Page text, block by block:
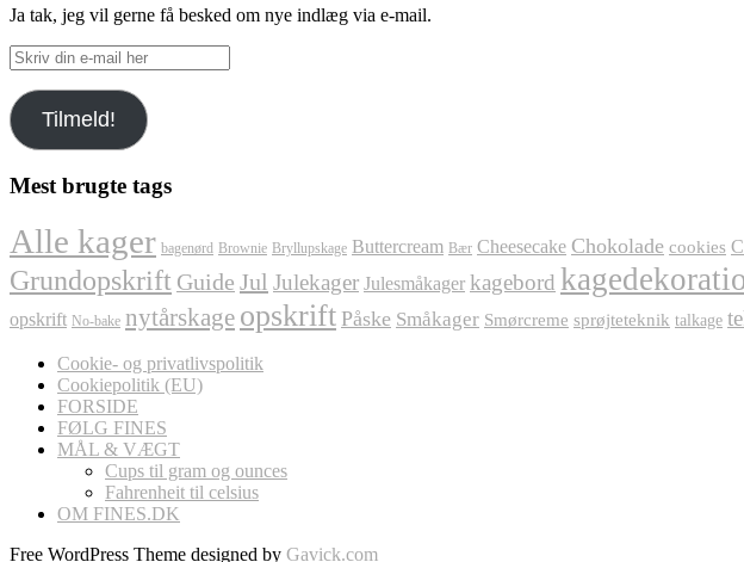
Ja tak, jeg vil gerne få besked om nye indlæg via e-mail.
Skriv
din
e-
mail
her
Tilmeld!
Mest brugte tags
Alle kager bagenørd Brownie Bryllupskage Buttercream Bær Cheesecake Chokolade cookies
Grundopskrift Guide Jul Julekager Julesmåkager kagebord
opskrift No-bake nytårskage opskrift Påske Småkager Smørcreme sprøjteteknik talkage
Cookie- og privatlivspolitik
Cookiepolitik (EU)
FORSIDE
FØLG FINES
MÅL & VÆGT
Cups til gram og ounces
Fahrenheit til celsius
OM FINES.DK
Free WordPress Theme designed by Gavick.com